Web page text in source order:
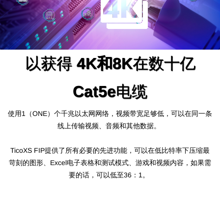
以获得 4K和8K在数十亿
Cat5e电缆
使用1（ONE）个千兆以太网网络，视频带宽足够低，可以在同一条
线上传输视频、音频和其他数据。
TicoXS FIP提供了所有必要的先进功能，可以在低比特率下压缩最
苛刻的图形、Excel电子表格和测试模式、游戏和视频内容， 如果需
要的话，可以低至36：1 。